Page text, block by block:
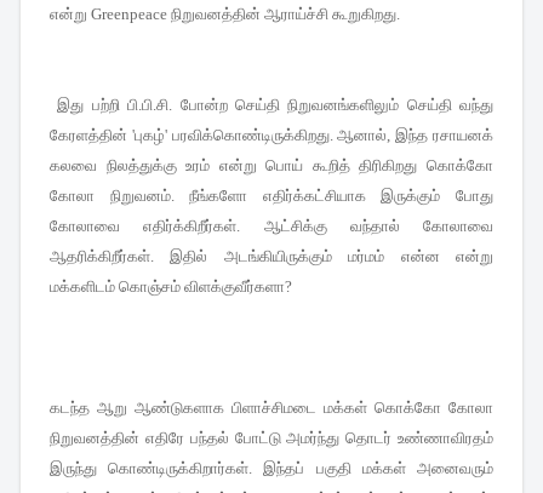
என்று Greenpeace நிறுவனத்தின் ஆராய்ச்சி கூறுகிறது
இது பற்றி பி .பி .சி
போன்ற செய்தி நிறுவனங்களிலும் செய்தி வந்து
கேரளத்தின் 'புகழ்' பரவிக்கொண்டிருக்கிறது.ஆனால் ,இந்த ரசாயனக்
கலவை நிலத்துக்கு உரம் என்று பொய் கூறித் திரிகிறது கொக்கோ
கோலா நிறுவனம்.நீங்களோ எதிர்க்கட்சியாக இருக்கும் போது
கோலாவை எதிர்க்கிறீர்கள்
ஆட்சிக்கு வந்தால் கோலாவை
ஆதரிக்கிறீர்கள் .இதில் அடங்கியிருக்கும் மர்மம் என்ன என்று
மக்களிடம் கொஞ்சம் விளக்குவீர்களா?
கடந்த ஆறு ஆண்டுகளாக பிளாச்சிமடை மக்கள் கொக்கோ கோலா
நிறுவனத்தின் எதிரே பந்தல் போட்டு அமர்ந்து தொடர் உண்ணாவிரதம்
இருந்து கொண்டிருக்கிறார்கள் .இந்தப் பகுதி மக்கள் அனைவரும்